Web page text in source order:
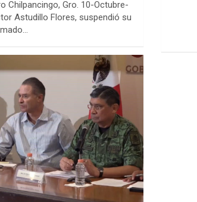
Chilpancingo, Gro. 10-Octubre-
Astudillo Flores, suspendió su